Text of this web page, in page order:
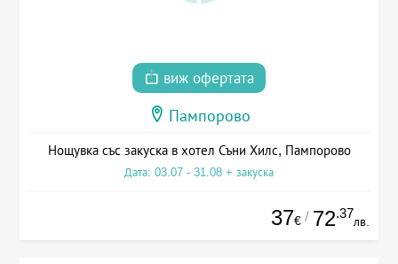
виж офертата
Пампорово
Нощувка със закуска в хотел Съни Хилс, Пампорово
Дата: 03.07 - 31.08 + закуска
37€ / 72.37
лв.